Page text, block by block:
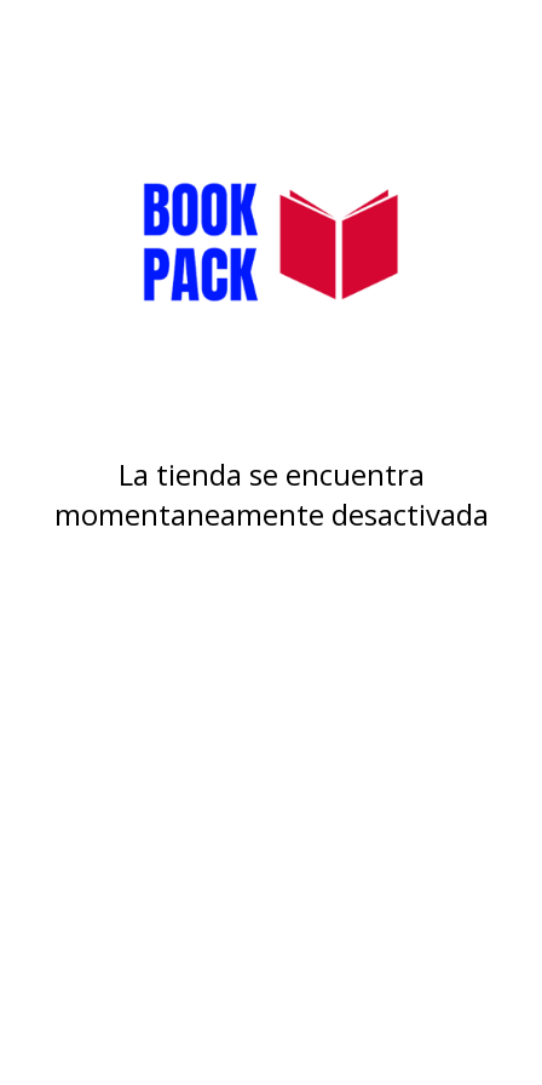
La tienda se encuentra
momentaneamente desactivada